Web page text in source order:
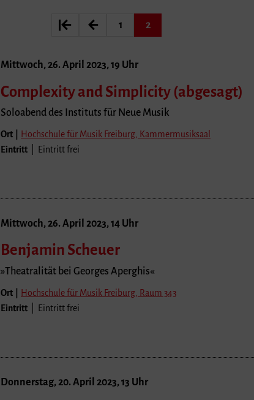
1 2
Mittwoch, 26. April 2023, 19 Uhr
Complexity and Simplicity (abgesagt)
Soloabend des Instituts für Neue Musik
Ort |
Hochschule für Musik Freiburg, Kammermusiksaal
Eintritt| Eintritt frei
Mittwoch, 26. April 2023, 14 Uhr
Benjamin Scheuer
»Theatralität bei Georges Aperghis«
Ort |
Hochschule für Musik Freiburg, Raum 343
Eintritt| Eintritt frei
Donnerstag, 20. April 2023, 13 Uhr